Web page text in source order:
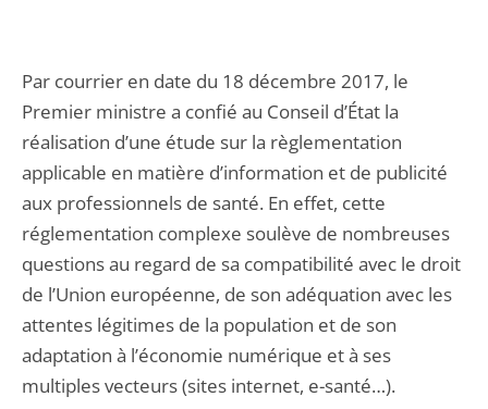
Par courrier en date du 18 décembre 2017, le
Premier ministre a confié au Conseil d’État la
réalisation d’une étude sur la règlementation
applicable en matière d’information et de publicité
aux professionnels de santé. En effet, cette
réglementation complexe soulève de nombreuses
questions au regard de sa compatibilité avec le droit
de l’Union européenne, de son adéquation avec les
attentes légitimes de la population et de son
adaptation à l’économie numérique et à ses
multiples vecteurs (sites internet, e-santé…).